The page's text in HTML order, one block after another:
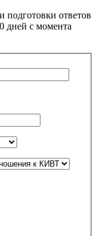
подготовки ответов
дней с момента